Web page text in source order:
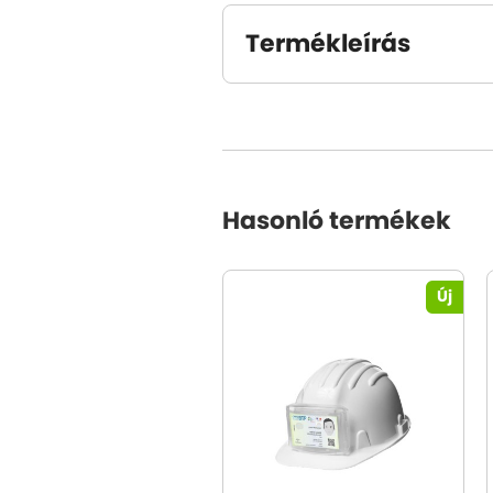
Termékleírás
Hasonló termékek
Új